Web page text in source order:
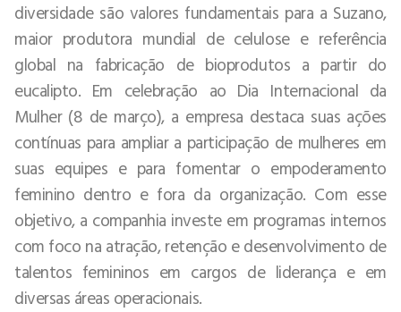
diversidade são valores fundamentais para a Suzano,
maior produtora mundial de celulose e referência
global na fabricação de bioprodutos a partir do
eucalipto. Em celebração ao Dia Internacional da
Mulher (8 de março), a empresa destaca suas ações
contínuas para ampliar a participação de mulheres em
suas equipes e para fomentar o empoderamento
feminino dentro e fora da organização. Com esse
objetivo, a companhia investe em programas internos
com foco na atração, retenção e desenvolvimento de
talentos femininos em cargos de liderança e em
diversas áreas operacionais.